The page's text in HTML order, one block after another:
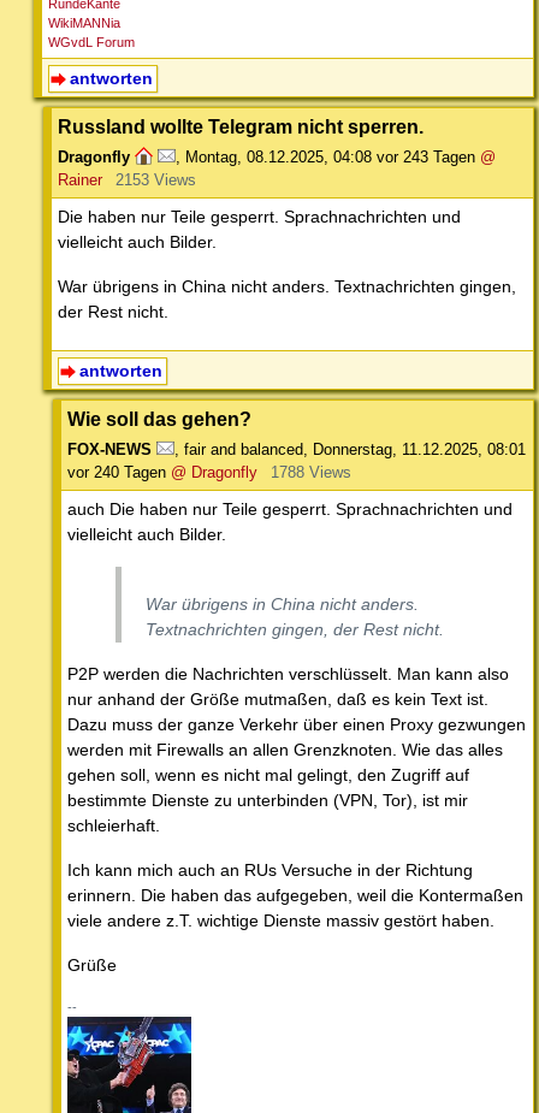
RundeKante
WikiMANNia
WGvdL Forum
antworten
Russland wollte Telegram nicht sperren.
Dragonfly Montag, 08.12.2025, 04:08 vor 243 Tagen @
Rainer
2153 Views
Die haben nur Teile gesperrt. Sprachnachrichten und
vielleicht auch Bilder.
War übrigens in China nicht anders. Textnachrichten gingen,
der Rest nicht.
antworten
Wie soll das gehen?
FOX-NEWS fair and balanced Donnerstag, 11.12.2025, 08:01
vor 240 Tagen @ Dragonfly 1788 Views
auch Die haben nur Teile gesperrt. Sprachnachrichten und
vielleicht auch Bilder.
War übrigens in China nicht anders.
Textnachrichten gingen, der Rest nicht.
P2P werden die Nachrichten verschlüsselt. Man kann also
nur anhand der Größe mutmaßen, daß es kein Text ist.
Dazu muss der ganze Verkehr über einen Proxy gezwungen
werden mit Firewalls an allen Grenzknoten. Wie das alles
gehen soll, wenn es nicht mal gelingt, den Zugriff auf
bestimmte Dienste zu unterbinden (VPN, Tor), ist mir
schleierhaft.
Ich kann mich auch an RUs Versuche in der Richtung
erinnern. Die haben das aufgegeben, weil die Kontermaßen
viele andere z.T. wichtige Dienste massiv gestört haben.
Grüße
--